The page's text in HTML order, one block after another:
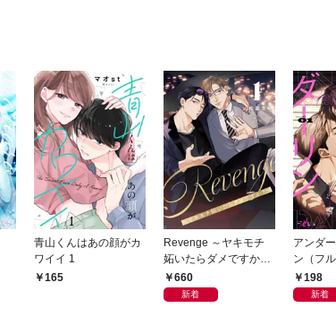
青山くんはあの顔がカ
ワイイ 1
165
Revenge ～ヤキモチ
妬いたらダメですか？
～【描き下ろしおまけ
付き特装版】 1
660
新着
アンダ
ン（フ
198
新着